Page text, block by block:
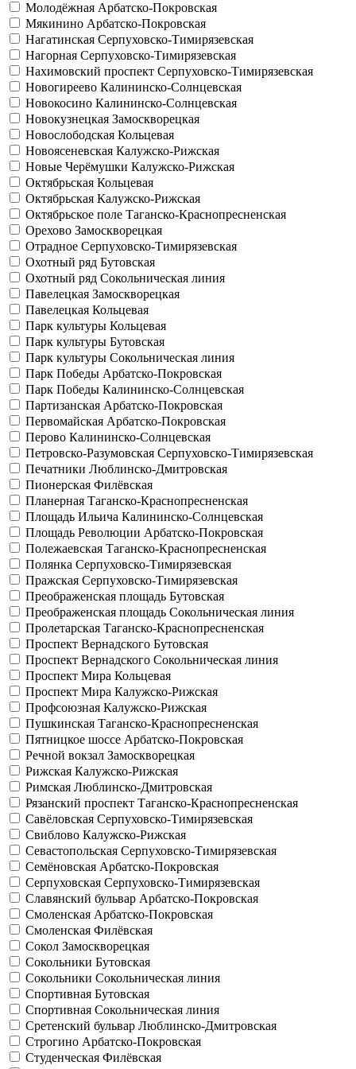
Молодёжная Арбатско-Покровская
Мякинино Арбатско-Покровская
Нагатинская Серпуховско-Тимирязевская
Нагорная Серпуховско-Тимирязевская
Нахимовский проспект Серпуховско-Тимирязевская
Новогиреево Калининско-Солнцевская
Новокосино Калининско-Солнцевская
Новокузнецкая Замоскворецкая
Новослободская Кольцевая
Новоясеневская Калужско-Рижская
Новые Черёмушки Калужско-Рижская
Октябрьская Кольцевая
Октябрьская Калужско-Рижская
Октябрьское поле Таганско-Краснопресненская
Орехово Замоскворецкая
Отрадное Серпуховско-Тимирязевская
Охотный ряд Бутовская
Охотный ряд Сокольническая линия
Павелецкая Замоскворецкая
Павелецкая Кольцевая
Парк культуры Кольцевая
Парк культуры Бутовская
Парк культуры Сокольническая линия
Парк Победы Арбатско-Покровская
Парк Победы Калининско-Солнцевская
Партизанская Арбатско-Покровская
Первомайская Арбатско-Покровская
Перово Калининско-Солнцевская
Петровско-Разумовская Серпуховско-Тимирязевская
Печатники Люблинско-Дмитровская
Пионерская Филёвская
Планерная Таганско-Краснопресненская
Площадь Ильича Калининско-Солнцевская
Площадь Революции Арбатско-Покровская
Полежаевская Таганско-Краснопресненская
Полянка Серпуховско-Тимирязевская
Пражская Серпуховско-Тимирязевская
Преображенская площадь Бутовская
Преображенская площадь Сокольническая линия
Пролетарская Таганско-Краснопресненская
Проспект Вернадского Бутовская
Проспект Вернадского Сокольническая линия
Проспект Мира Кольцевая
Проспект Мира Калужско-Рижская
Профсоюзная Калужско-Рижская
Пушкинская Таганско-Краснопресненская
Пятницкое шоссе Арбатско-Покровская
Речной вокзал Замоскворецкая
Рижская Калужско-Рижская
Римская Люблинско-Дмитровская
Рязанский проспект Таганско-Краснопресненская
Савёловская Серпуховско-Тимирязевская
Свиблово Калужско-Рижская
Севастопольская Серпуховско-Тимирязевская
Семёновская Арбатско-Покровская
Серпуховская Серпуховско-Тимирязевская
Славянский бульвар Арбатско-Покровская
Смоленская Арбатско-Покровская
Смоленская Филёвская
Сокол Замоскворецкая
Сокольники Бутовская
Сокольники Сокольническая линия
Спортивная Бутовская
Спортивная Сокольническая линия
Сретенский бульвар Люблинско-Дмитровская
Строгино Арбатско-Покровская
Студенческая Филёвская